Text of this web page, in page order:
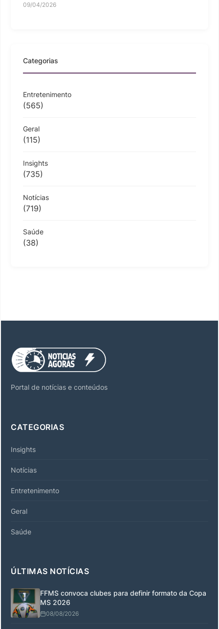
09/04/2026
Categorias
Entretenimento
(565)
Geral
(115)
Insights
(735)
Notícias
(719)
Saúde
(38)
Portal de notícias e conteúdos
CATEGORIAS
Insights
Notícias
Entretenimento
Geral
Saúde
ÚLTIMAS NOTÍCIAS
FFMS convoca clubes para definir formato da Copa
MS 2026
08/08/2026